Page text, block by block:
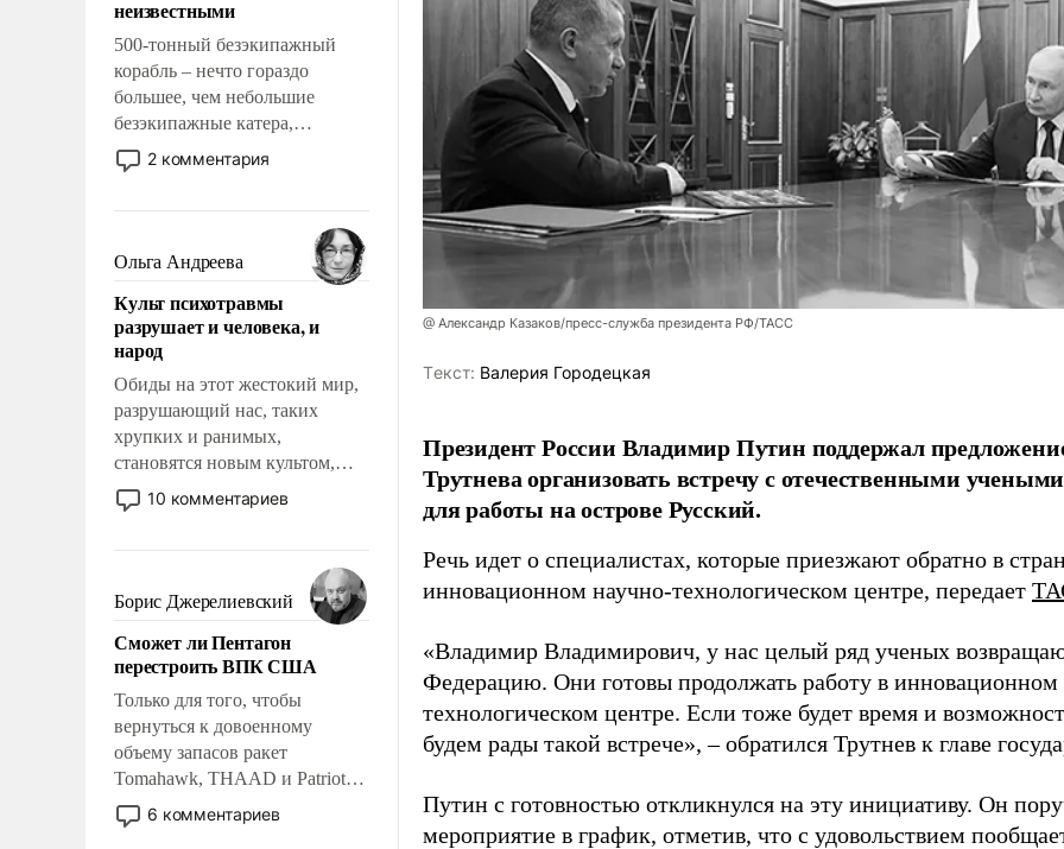
неизвестными
500-тонный безэкипажный
корабль – нечто гораздо
большее, чем небольшие
безэкипажные катера,
применение которых уже
стало обыденностью. Задача по
сложна и амбициозна. Однако
и ее реализация радикально
поднимет наши боевые
возможности.
2 комментария
Ольга Андреева
Культ психотравмы
разрушает и человека, и
народ
Обиды на этот жестокий мир,
разрушающий нас, таких
хрупких и ранимых,
становятся новым культом,
постепенно вытесняя и
отменяя традиционное
мужественным и твердым под
ударами судьбы, брать на себя
ответственность, помогать
слабым, идти вперед и
адаптироваться.
10 комментариев
Борис Джерелиевский
Сможет ли Пентагон
перестроить ВПК США
Только для того, чтобы
вернуться к довоенному
объему запасов ракет
Tomahawk, THAAD и Patriot
США потребуется более трех
лет. Даже небольшая война с
6 комментариев
@ Александр Казаков/пресс-служба президента РФ/ТАСС
Tекст: Валерия Городецкая
Президент России Владимир Путин поддержал
Трутнева организовать встречу с отечественными
для работы на острове Русский.
Речь идет о специалистах, которые приезжают обратно в
инновационном научно-технологическом центре, передает
«Владимир Владимирович, у нас целый ряд ученых
Федерацию. Они готовы продолжать работу в инновационном
технологическом центре. Если тоже будет время и
будем рады такой встрече», – обратился Трутнев к главе
Путин с готовностью откликнулся на эту инициативу. Он
мероприятие в график, отметив, что с удовольствием